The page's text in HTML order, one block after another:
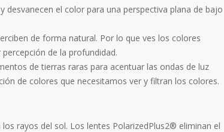
el color para una perspectiva plana de bajo
de forma natural. Por lo que ves los colores
de la profundidad.
de tierras raras para acentuar las ondas de luz
de colores que necesitamos ver y filtran los colores.
rayos del sol. Los lentes PolarizedPlus2® eliminan el